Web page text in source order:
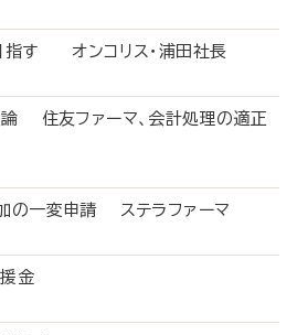
す オンコリス・浦田社長
論 住友ファーマ、会計処理の適正
の一変申請 ステラファーマ
援金